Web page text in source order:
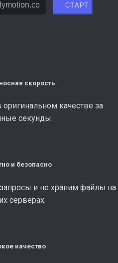
СТАРТ
скорость
качестве за
секунды.
и безопасно
и не храним файлы на
серверах.
качество